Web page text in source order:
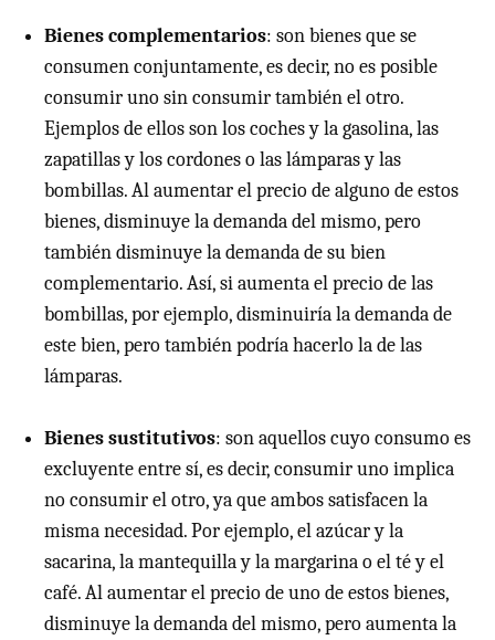
Bienes complementarios: son bienes que se
consumen conjuntamente, es decir, no es posible
consumir uno sin consumir también el otro.
Ejemplos de ellos son los coches y la gasolina, las
zapatillas y los cordones o las lámparas y las
bombillas. Al aumentar el precio de alguno de estos
bienes, disminuye la demanda del mismo, pero
también disminuye la demanda de su bien
complementario. Así, si aumenta el precio de las
bombillas, por ejemplo, disminuiría la demanda de
este bien, pero también podría hacerlo la de las
lámparas.
Bienes sustitutivos: son aquellos cuyo consumo es
excluyente entre sí, es decir, consumir uno implica
no consumir el otro, ya que ambos satisfacen la
misma necesidad. Por ejemplo, el azúcar y la
sacarina, la mantequilla y la margarina o el té y el
café. Al aumentar el precio de uno de estos bienes,
disminuye la demanda del mismo, pero aumenta la